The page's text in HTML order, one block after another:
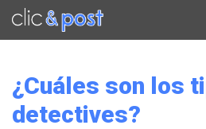
Saltar
contenido
¿Cuáles son los
detectives?